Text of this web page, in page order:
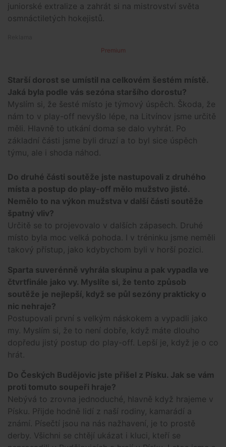
juniorské extralize a zahrát si na mistrovství světa
osmnáctiletých hokejistů.
Premium
Starší dorost se umístil na celkovém šestém místě.
Jaká byla podle vás sezóna staršího dorostu?
Myslím si, že šesté místo je týmový úspěch. Škoda, že
nám to v play-off nevyšlo lépe, na Litvínov jsme určitě
měli. Hlavně to utkání doma se dalo vyhrát. Po
základní části jsme byli druzí a to byl sice úspěch
týmu, ale i shoda náhod.
Do druhé části soutěže jste nastupovali z druhého
místa a postup do play-off mělo mužstvo jisté.
Nemělo to na výkon mužstva v další části soutěže
špatný vliv?
Určitě se to projevovalo v dalších zápasech. Druhé
místo byla moc velká pohoda. I v tréninku jsme neměli
takový přístup, jako kdybychom byli v horší pozici.
Sparta suverénně vyhrála skupinu a pak vypadla ve
čtvrtfinále jako vy. Myslíte si, že tento způsob
soutěže je nejlepší, když se půl sezóny prakticky o
nic nehraje?
Postupovali první s velkým náskokem a vypadli jako
my. Myslím si, že to není dobře, když máte dlouho
dopředu jistý postup do play-off. Lepší je, když je o co
hrát.
Do Českých Budějovic jste přišel z Písku. Jak se vám
proti tomuto soupeři hraje?
Nebývá to zrovna jednoduché, hlavně když hrajeme v
Písku. Přijde hodně lidí z naší rodiny, kamarádí a
známí. Písečtí jsou na nás nažhavení, je to prostě
derby. Všichni se chtějí ukázat i kluci, kteří se